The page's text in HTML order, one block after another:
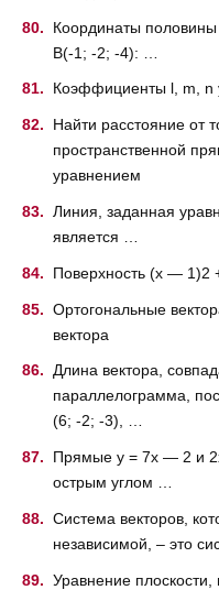
Координаты
B(-1; -2; -4): …
Коэффициенты l, m, n
Найти расстояние от
пространственной
уравнением
Линия, заданная
является …
Поверхность (x — 1)2
Ортогональные
вектора
Длина вектора,
параллелограмма,
(6; -2; -3), …
Прямые y = 7x — 2 и
острым углом …
Система векторов,
независимой, – это
Уравнение